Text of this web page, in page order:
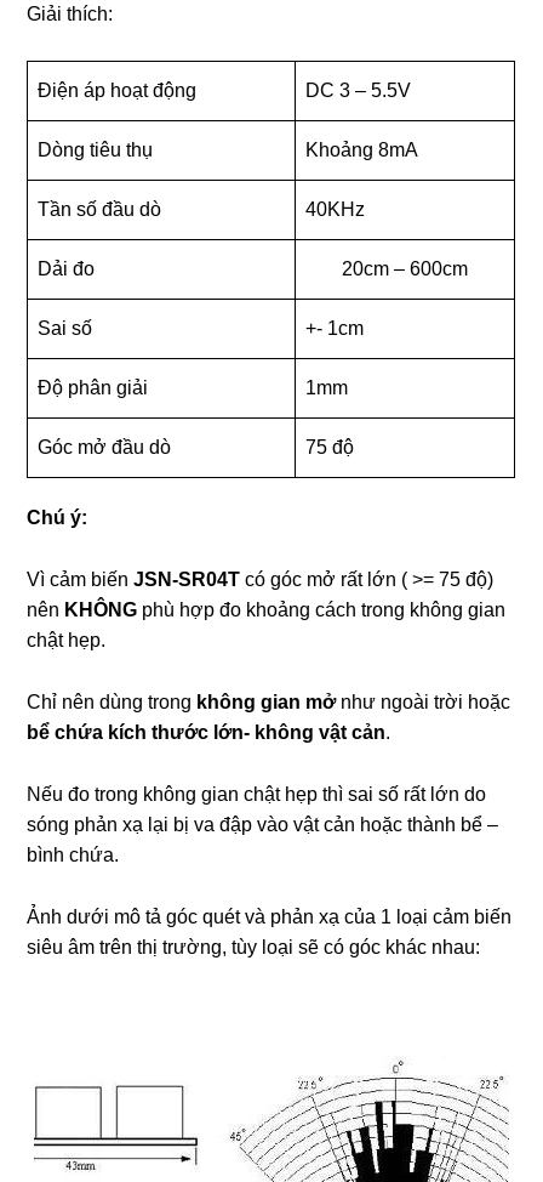
Giải thích:
Điện áp hoạt động DC 3 – 5.5V
Dòng tiêu thụ Khoảng 8mA
Tần số đầu dò 40KHz
Dải đo 20cm – 600cm
Sai số +- 1cm
Độ phân giải 1mm
Góc mở đầu dò 75 độ
Chú ý:
Vì cảm biếnJSN-SR04T có góc mở rất lớn ( >= 75 độ)
nên KHÔNG phù hợp đo khoảng cách trong không gian
chật hẹp.
Chỉ nên dùng trong không gian mởnhư ngoài trời hoặc
bể chứa kích thước lớn- không vật cản.
Nếu đo trong không gian chật hẹp thì sai số rất lớn do
sóng phản xạ lại bị va đập vào vật cản hoặc thành bể –
bình chứa.
Ảnh dưới mô tả góc quét và phản xạ của 1 loại cảm biến
siêu âm trên thị trường, tùy loại sẽ có góc khác nhau: